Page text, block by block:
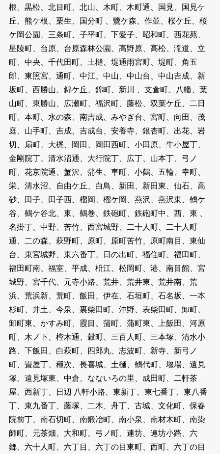
根、黒松、北目町、北山、木町、木町通、国見、国見ケ
丘、熊ケ根、栗生、国分町 、鷺ケ森、作並、桜ケ丘、桜
ケ岡公園、三条町、子平町、下愛子、昭和町、西花苑、
星陵町、台原、台原森林公園、高野原、高松、滝道、立
町、中央、千代田町、土樋、堤通雨宮町、堤町、角五
郎、東照宮、通町、中江、中山、中山台、中山吉成、新
坂町、西勝山、錦ケ丘、錦町、新川 、支倉町、八幡、葉
山町、東勝山、広瀬町、福沢町、藤松、双葉ケ丘、二日
町、本町、水の森、南吉成、みやぎ台、宮町、向田、茂
庭、山手町、吉成、吉成台、安養寺、銀杏町、出花、岩
切、扇町、大梶、岡田、岡田西町、小田原、牛小屋丁、
金剛院丁、清水沼通、大行院丁、広丁、山本丁、弓ノ
町、花京院通、蟹沢、蒲生、車町、小鶴、五輪、幸町、
栄、清水沼、自由ケ丘、白鳥、新田、新田東、仙石、高
砂、田子、田子西、榴岡、榴ケ岡、燕沢、燕沢東、鶴ケ
谷、鶴ケ谷北、東、鶴巻、鉄砲町、鉄砲町中、西、東 、
名掛丁、中野、苦竹、西宮城野、二十人町、二十人町
通、二の森、萩野町、原町、原町苦竹、原町南目、東仙
台、東宮城野、東六番丁、日の出町、福住町、福田町、
福田町南、福室、平成、枡江、松岡町、港、南目館、宮
城野、宮千代、元寺小路、荒井、荒井東、荒井南、荒
浜、荒浜新、荒町、飯田、伊在、石垣町、石名坂、一本
杉町、井土、今泉、裏柴田町、沖野、表柴田町、卸町、
卸町東、かすみ町、霞目、蒲町、蒲町東、上飯田、河原
町、木ノ下、椌木通、穀町、三百人町、三本塚、清水小
路、下飯田、白萩町、四郎丸、志波町、新寺、新弓ノ
町、畳屋丁、種次、長喜城、土樋、鶴代町、堰場、遠見
塚、遠見塚東、中倉、なないろの里、成田町、二軒茶
屋、西新丁、日辺 八軒小路、東新丁、東七番丁、東八番
丁、東九番丁、藤塚、二木、舟丁、古城、文化町、保春
院前丁、南石切町、南鍛冶町、南小泉、南材木町、南染
師町、元茶畑、大和町、弓ノ町、連坊、連坊小路、六
郷、六十人町、六丁目、六丁の目東町、西町、六丁の目